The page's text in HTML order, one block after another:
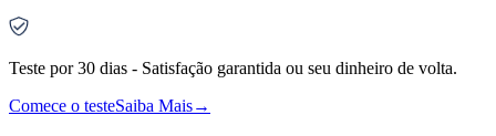
Teste por 30 dias - Satisfação garantida ou seu dinheiro de volta.
Comece o testeSaiba Mais→